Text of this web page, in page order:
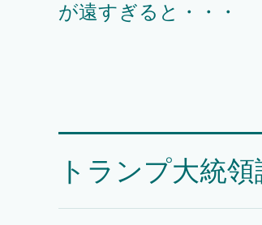
が遠すぎると・・・
トランプ大統